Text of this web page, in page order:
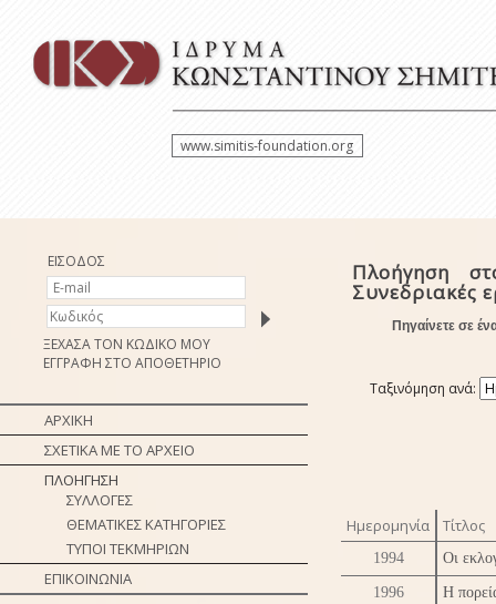
www.simitis-foundation.org
ΕΙΣΟΔΟΣ
ΞΕΧΑΣΑ ΤΟΝ ΚΩΔΙΚΟ ΜΟΥ
ΕΓΓΡΑΦΗ ΣΤΟ ΑΠΟΘΕΤΗΡΙΟ
ΑΡΧΙΚΗ
ΣΧΕΤΙΚΑ ΜΕ ΤΟ ΑΡΧΕΙΟ
ΠΛΟΗΓΗΣΗ
ΣΥΛΛΟΓΕΣ
ΘΕΜΑΤΙΚΕΣ ΚΑΤΗΓΟΡΙΕΣ
ΤΥΠΟΙ ΤΕΚΜΗΡΙΩΝ
ΕΠΙΚΟΙΝΩΝΙΑ
Πλοήγηση
Συνεδριακές
Πηγαίνετε σε
Ταξινόμηση ανά:
Ημερομηνία Τίτλος
1994 Οι
1996 Η